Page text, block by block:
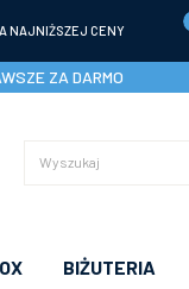
NAJNIŻSZEJ CENY
ZA DARMO
BIŻUTERIA